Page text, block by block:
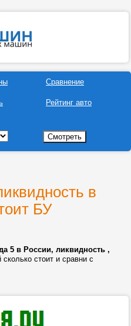
Сравнение
Рейтинг авто
в
БУ
5 в России, ликвидность ,
стоит и сравни с